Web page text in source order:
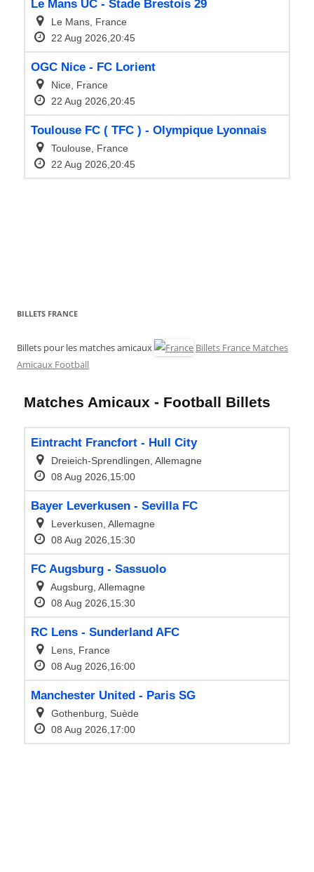
BILLETS FRANCE
Billets pour les matches amicaux
Billets France Matches
Amicaux Football